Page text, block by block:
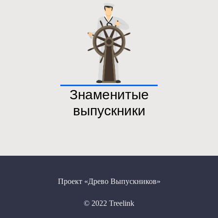
Знаменитые
выпускники
Проект «Древо Выпускников»
© 2022 Treelink